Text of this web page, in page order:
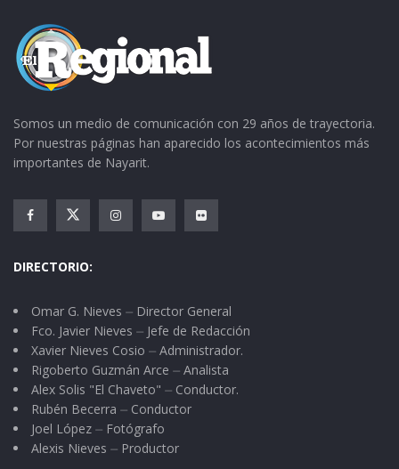
Somos un medio de comunicación con 29 años de trayectoria.
Por nuestras páginas han aparecido los acontecimientos más
importantes de Nayarit.
DIRECTORIO:
Omar G. Nieves ⏤ Director General
Fco. Javier Nieves ⏤ Jefe de Redacción
Xavier Nieves Cosio ⏤ Administrador.
Rigoberto Guzmán Arce ⏤ Analista
Alex Solis "El Chaveto" ⏤ Conductor.
Rubén Becerra ⏤ Conductor
Joel López ⏤ Fotógrafo
Alexis Nieves ⏤ Productor